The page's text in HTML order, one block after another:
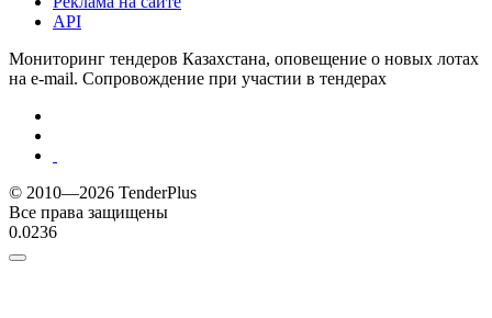
API
Мониторинг тендеров Казахстана, оповещение о новых лотах
на e-mail. Сопровождение при участии в тендерах
© 2010—2026 TenderPlus
Все права защищены
0.0236